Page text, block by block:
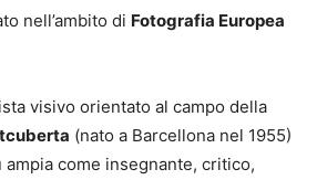
nell’ambito di Fotografia Europea
visivo orientato al campo della
(nato a Barcellona nel 1955)
ampia come insegnante, critico,